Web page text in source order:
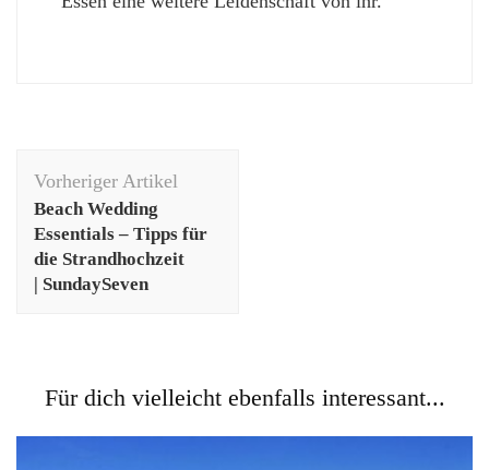
Vorheriger Artikel
Beach Wedding
Essentials – Tipps für
die Strandhochzeit
| SundaySeven
Für dich vielleicht ebenfalls interessant...